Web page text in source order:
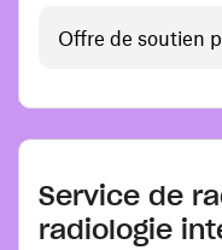
Offre de soutien
Service de
radiologie